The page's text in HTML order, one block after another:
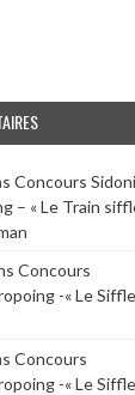
Concours
– « Le Train
Concours
-« Le
Concours
-« Le